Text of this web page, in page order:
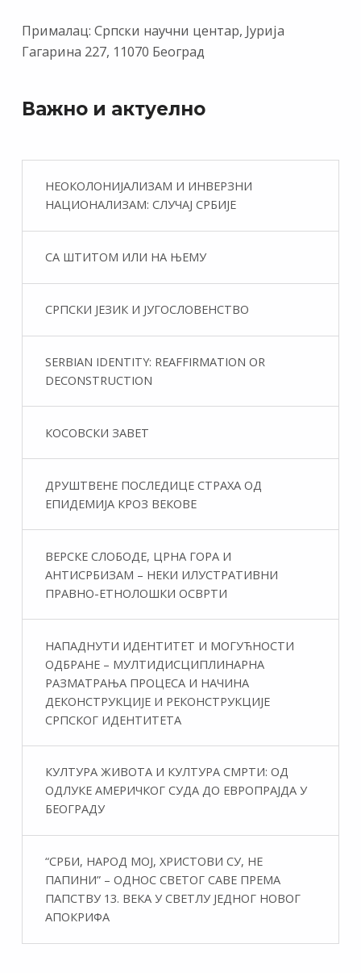
Прималац: Српски научни центар, Јурија
Гагарина 227, 11070 Београд
Важно и актуелно
НЕОКОЛОНИЈАЛИЗАМ И ИНВЕРЗНИ
НАЦИОНАЛИЗАМ: СЛУЧАЈ СРБИЈЕ
СА ШТИТОМ ИЛИ НА ЊЕМУ
СРПСКИ ЈЕЗИК И ЈУГОСЛОВЕНСТВО
SERBIAN IDENTITY: REAFFIRMATION OR
DECONSTRUCTION
КОСОВСКИ ЗАВЕТ
ДРУШТВЕНЕ ПОСЛЕДИЦЕ СТРАХА ОД
ЕПИДЕМИЈА КРОЗ ВЕКОВЕ
ВЕРСКЕ СЛОБОДЕ, ЦРНА ГОРА И
АНТИСРБИЗАМ – НЕКИ ИЛУСТРАТИВНИ
ПРАВНО-ЕТНОЛОШКИ ОСВРТИ
НАПАДНУТИ ИДЕНТИТЕТ И МОГУЋНОСТИ
ОДБРАНЕ – МУЛТИДИСЦИПЛИНАРНА
РАЗМАТРАЊА ПРОЦЕСА И НАЧИНА
ДЕКОНСТРУКЦИЈЕ И РЕКОНСТРУКЦИЈЕ
СРПСКОГ ИДЕНТИТЕТА
КУЛТУРА ЖИВОТА И КУЛТУРА СМРТИ: ОД
ОДЛУКЕ АМЕРИЧКОГ СУДА ДО ЕВРОПРАЈДА У
БЕОГРАДУ
“СРБИ, НАРОД МОЈ, ХРИСТОВИ СУ, НЕ
ПАПИНИ” – ОДНОС СВЕТОГ САВЕ ПРЕМА
ПАПСТВУ 13. ВЕКА У СВЕТЛУ ЈЕДНОГ НОВОГ
АПОКРИФА